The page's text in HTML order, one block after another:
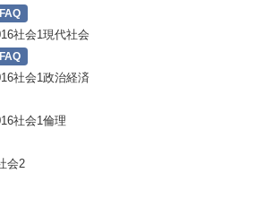
社会1現代社会
社会1政治経済
社会1倫理
会2